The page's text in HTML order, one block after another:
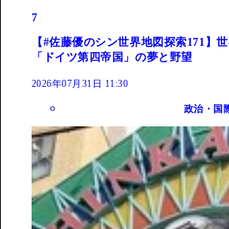
7
【#佐藤優のシン世界地図探索171】
「ドイツ第四帝国」の夢と野望
2026年07月31日 11:30
政治・国